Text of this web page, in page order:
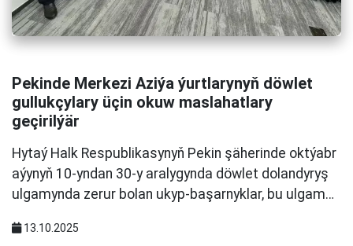
Pekinde Merkezi Aziýa ýurtlarynyň döwlet
gullukçylary üçin okuw maslahatlary
geçirilýär
Hytaý Halk Respublikasynyň Pekin şäherinde oktýabr
aýynyň 10-yndan 30-y aralygynda döwlet dolandyryş
ulgamynda zerur bolan ukyp-başarnyklar, bu ulgam…
13.10.2025